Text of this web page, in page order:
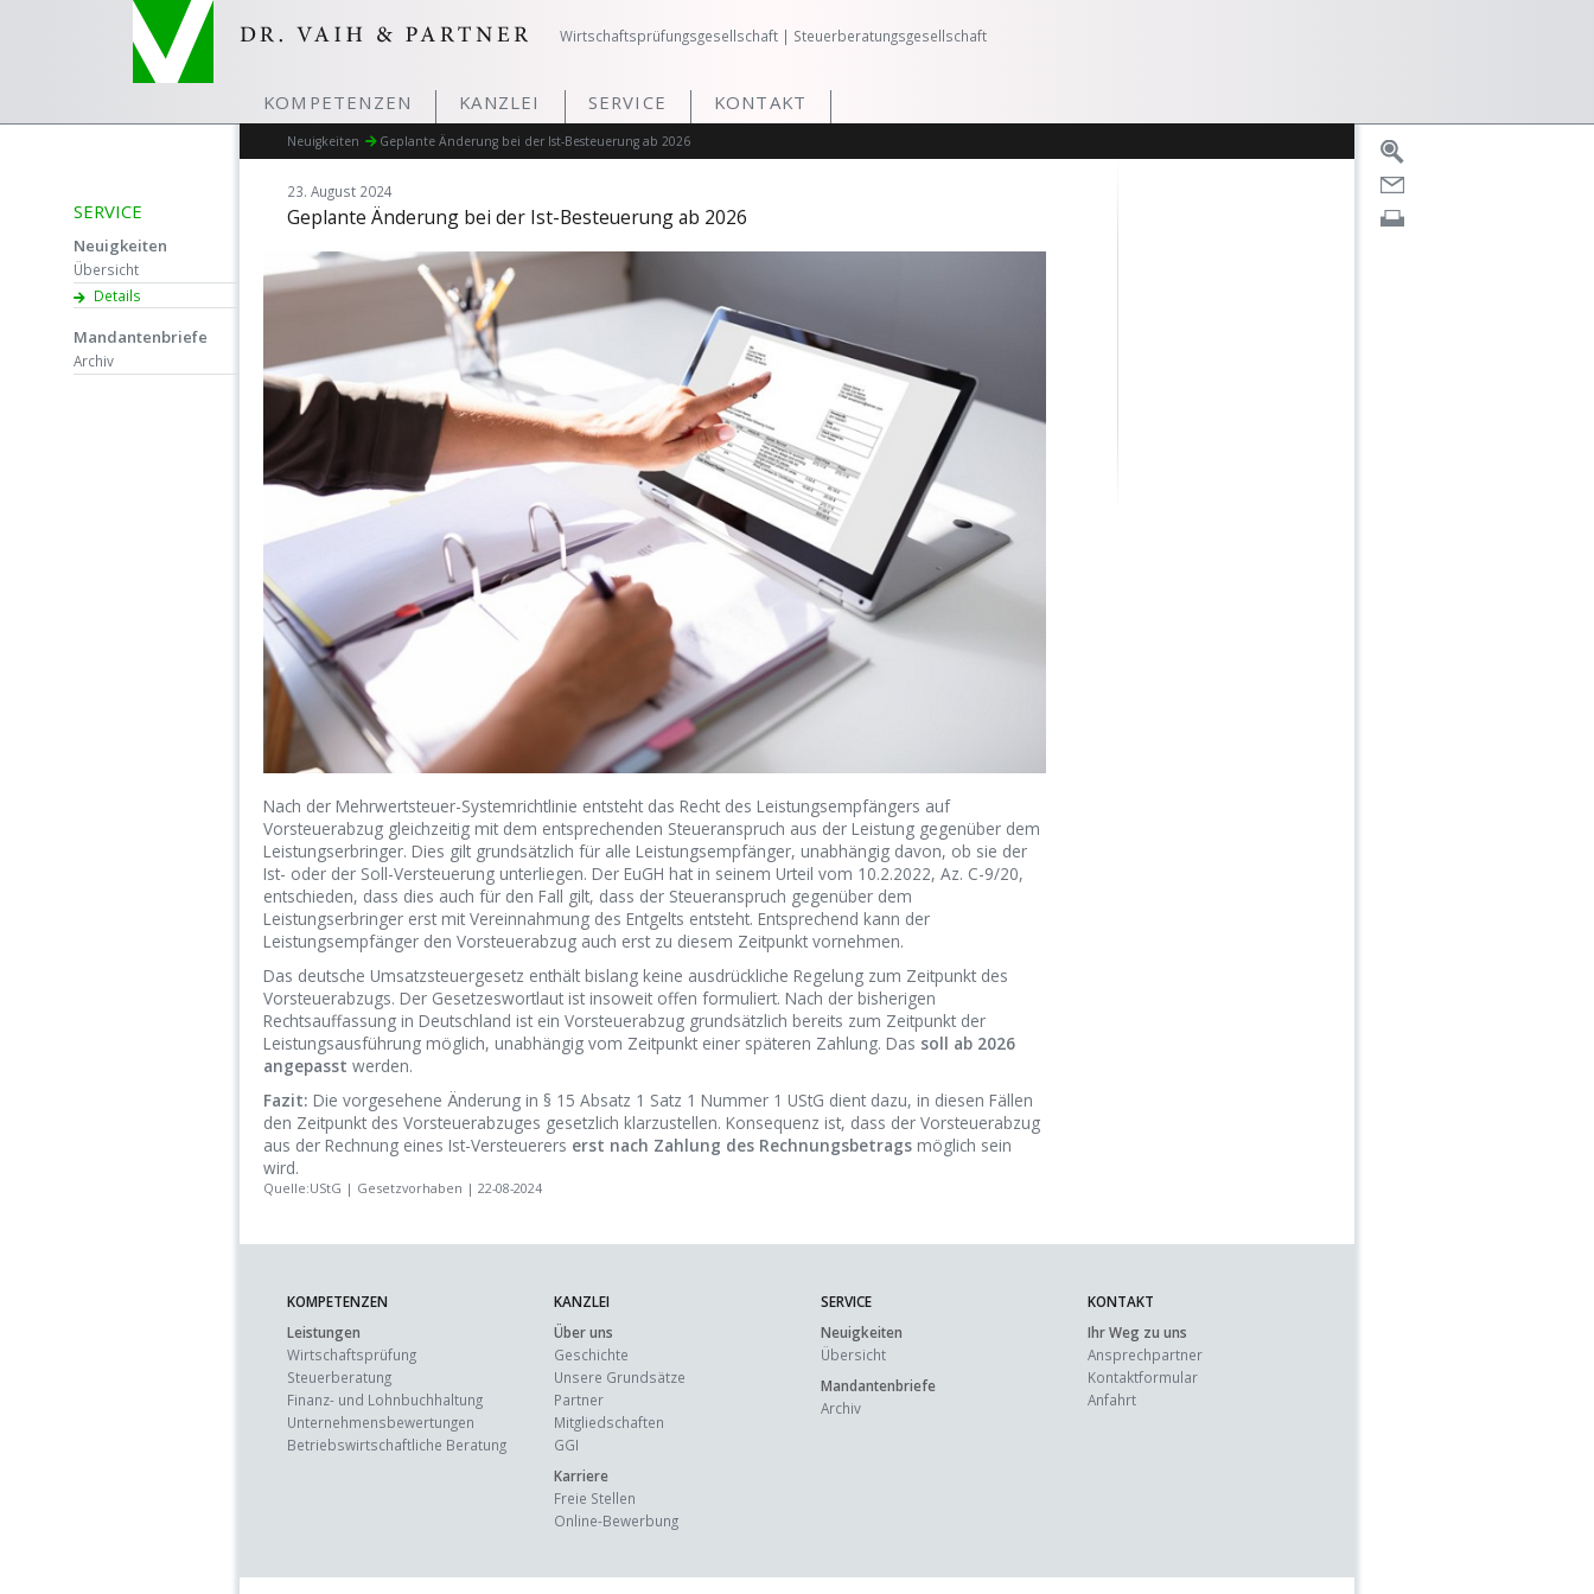
Wirtschaftsprüfungsgesellschaft | Steuerberatungsgesellschaft
KOMPETENZEN KANZLEI SERVICE KONTAKT
Neuigkeiten Geplante Änderung bei der Ist-Besteuerung ab 2026
SERVICE
Neuigkeiten
Übersicht
Details
Mandantenbriefe
Archiv
23. August 2024
Geplante Änderung bei der Ist-Besteuerung ab 2026
Nach der Mehrwertsteuer-Systemrichtlinie entsteht das Recht des Leistungsempfängers auf
Vorsteuerabzug gleichzeitig mit dem entsprechenden Steueranspruch aus der Leistung gegenüber dem
Leistungserbringer. Dies gilt grundsätzlich für alle Leistungsempfänger, unabhängig davon, ob sie der
Ist- oder der Soll-Versteuerung unterliegen. Der EuGH hat in seinem Urteil vom 10.2.2022, Az. C-9/20,
entschieden, dass dies auch für den Fall gilt, dass der Steueranspruch gegenüber dem
Leistungserbringer erst mit Vereinnahmung des Entgelts entsteht. Entsprechend kann der
Leistungsempfänger den Vorsteuerabzug auch erst zu diesem Zeitpunkt vornehmen.
Das deutsche Umsatzsteuergesetz enthält bislang keine ausdrückliche Regelung zum Zeitpunkt des
Vorsteuerabzugs. Der Gesetzeswortlaut ist insoweit offen formuliert. Nach der bisherigen
Rechtsauffassung in Deutschland ist ein Vorsteuerabzug grundsätzlich bereits zum Zeitpunkt der
Leistungsausführung möglich, unabhängig vom Zeitpunkt einer späteren Zahlung. Das soll ab 2026
angepasst werden.
Fazit: Die vorgesehene Änderung in § 15 Absatz 1 Satz 1 Nummer 1 UStG dient dazu, in diesen Fällen
den Zeitpunkt des Vorsteuerabzuges gesetzlich klarzustellen. Konsequenz ist, dass der Vorsteuerabzug
aus der Rechnung eines Ist-Versteuerers erst nach Zahlung des Rechnungsbetrags möglich sein
wird.
Quelle:UStG | Gesetzvorhaben | 22-08-2024
KOMPETENZEN
Leistungen
Wirtschaftsprüfung
Steuerberatung
Finanz- und Lohnbuchhaltung
Unternehmens­bewertungen
Betriebswirtschaft­liche Beratung
KANZLEI
Über uns
Geschichte
Unsere Grundsätze
Partner
Mitgliedschaften
GGI
Karriere
Freie Stellen
Online-Bewerbung
SERVICE
Neuigkeiten
Übersicht
Mandantenbriefe
Archiv
KONTAKT
Ihr Weg zu uns
Ansprechpartner
Kontaktformular
Anfahrt